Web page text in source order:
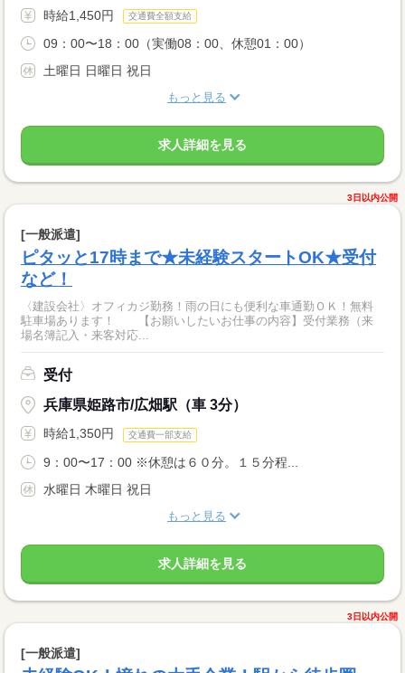
時給1,450円 交通費全額支給
09：00〜18：00（実働08：00、休憩01：00）
土曜日 日曜日 祝日
もっと見る
求人詳細を見る
3日以内公開
[一般派遣]
ピタッと17時まで★未経験スタートOK★受付
など！
〈建設会社〉オフィカジ勤務！雨の日にも便利な車通勤ＯＫ！無料
駐車場あります！ 【お願いしたいお仕事の内容】受付業務（来
場名簿記入・来客対応...
受付
兵庫県姫路市/広畑駅（車 3分）
時給1,350円 交通費一部支給
9：00〜17：00 ※休憩は６０分。１５分程...
水曜日 木曜日 祝日
もっと見る
求人詳細を見る
3日以内公開
[一般派遣]